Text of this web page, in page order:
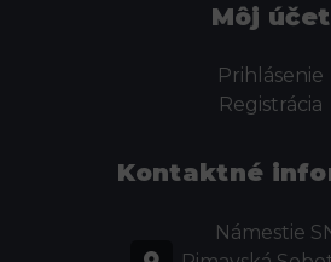
Môj účet
Prihlásenie
Registrácia
Kontaktné
Námestie